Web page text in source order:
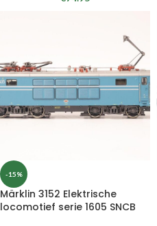
-15%
Märklin 3152 Elektrische
locomotief serie 1605 SNCB